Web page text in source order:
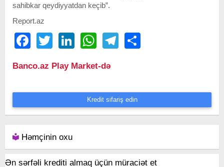
sahibkar qeydiyyatdan keçib”.
Report.az
FacebookTwitter LinkedIn WhatsAppTelegram
Banco.az Play Market-də
Kredit sifariş edin
Həmçinin oxu
Ən sərfəli krediti almaq üçün müraciət et